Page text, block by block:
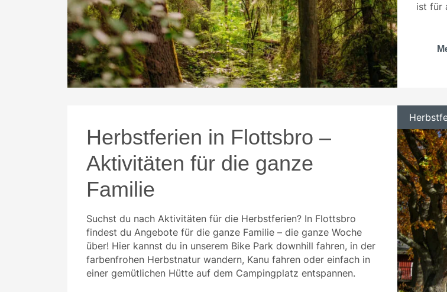
ist für
Herbstferien in Flottsbro –
Aktivitäten für die ganze
Familie
Suchst du nach Aktivitäten für die Herbstferien? In Flottsbro
findest du Angebote für die ganze Familie – die ganze Woche
über! Hier kannst du in unserem Bike Park downhill fahren, in der
farbenfrohen Herbstnatur wandern, Kanu fahren oder einfach in
einer gemütlichen Hütte auf dem Campingplatz entspannen.